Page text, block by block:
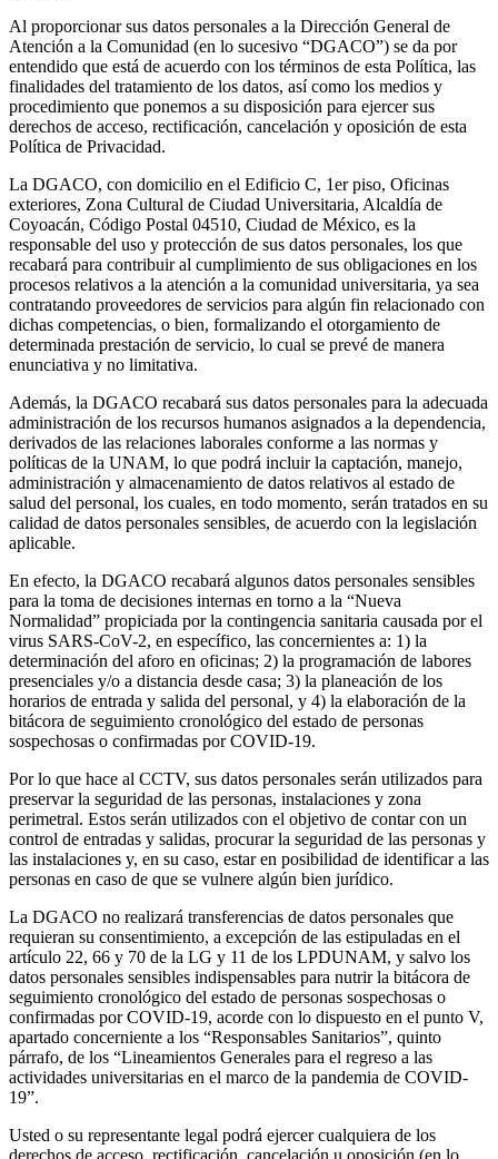
Al proporcionar sus datos personales a la Dirección General de
Atención a la Comunidad (en lo sucesivo “DGACO”) se da por
entendido que está de acuerdo con los términos de esta Política, las
finalidades del tratamiento de los datos, así como los medios y
procedimiento que ponemos a su disposición para ejercer sus
derechos de acceso, rectificación, cancelación y oposición de esta
Política de Privacidad.
La DGACO, con domicilio en el Edificio C, 1er piso, Oficinas
exteriores, Zona Cultural de Ciudad Universitaria, Alcaldía de
Coyoacán, Código Postal 04510, Ciudad de México, es la
responsable del uso y protección de sus datos personales, los que
recabará para contribuir al cumplimiento de sus obligaciones en los
procesos relativos a la atención a la comunidad universitaria, ya sea
contratando proveedores de servicios para algún fin relacionado con
dichas competencias, o bien, formalizando el otorgamiento de
determinada prestación de servicio, lo cual se prevé de manera
enunciativa y no limitativa.
Además, la DGACO recabará sus datos personales para la adecuada
administración de los recursos humanos asignados a la dependencia,
derivados de las relaciones laborales conforme a las normas y
políticas de la UNAM, lo que podrá incluir la captación, manejo,
administración y almacenamiento de datos relativos al estado de
salud del personal, los cuales, en todo momento, serán tratados en su
calidad de datos personales sensibles, de acuerdo con la legislación
aplicable.
En efecto, la DGACO recabará algunos datos personales sensibles
para la toma de decisiones internas en torno a la “Nueva
Normalidad” propiciada por la contingencia sanitaria causada por el
virus SARS-CoV-2, en específico, las concernientes a: 1) la
determinación del aforo en oficinas; 2) la programación de labores
presenciales y/o a distancia desde casa; 3) la planeación de los
horarios de entrada y salida del personal, y 4) la elaboración de la
bitácora de seguimiento cronológico del estado de personas
sospechosas o confirmadas por COVID-19.
Por lo que hace al CCTV, sus datos personales serán utilizados para
preservar la seguridad de las personas, instalaciones y zona
perimetral. Estos serán utilizados con el objetivo de contar con un
control de entradas y salidas, procurar la seguridad de las personas y
las instalaciones y, en su caso, estar en posibilidad de identificar a las
personas en caso de que se vulnere algún bien jurídico.
La DGACO no realizará transferencias de datos personales que
requieran su consentimiento, a excepción de las estipuladas en el
artículo 22, 66 y 70 de la LG y 11 de los LPDUNAM, y salvo los
datos personales sensibles indispensables para nutrir la bitácora de
seguimiento cronológico del estado de personas sospechosas o
confirmadas por COVID-19, acorde con lo dispuesto en el punto V,
apartado concerniente a los “Responsables Sanitarios”, quinto
párrafo, de los “Lineamientos Generales para el regreso a las
actividades universitarias en el marco de la pandemia de COVID-
19”.
Usted o su representante legal podrá ejercer cualquiera de los